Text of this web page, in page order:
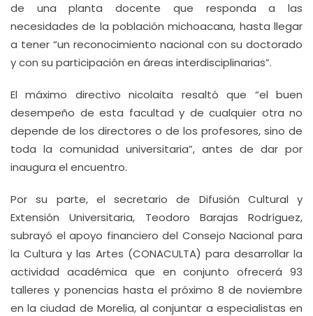
de una planta docente que responda a las
necesidades de la población michoacana, hasta llegar
a tener “un reconocimiento nacional con su doctorado
y con su participación en áreas interdisciplinarias”.
El máximo directivo nicolaita resaltó que “el buen
desempeño de esta facultad y de cualquier otra no
depende de los directores o de los profesores, sino de
toda la comunidad universitaria”, antes de dar por
inaugura el encuentro.
Por su parte, el secretario de Difusión Cultural y
Extensión Universitaria, Teodoro Barajas Rodríguez,
subrayó el apoyo financiero del Consejo Nacional para
la Cultura y las Artes (CONACULTA) para desarrollar la
actividad académica que en conjunto ofrecerá 93
talleres y ponencias hasta el próximo 8 de noviembre
en la ciudad de Morelia, al conjuntar a especialistas en